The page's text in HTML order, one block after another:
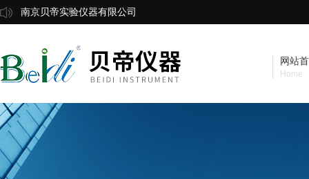
南京贝帝实验仪器有限公司
网站
Home